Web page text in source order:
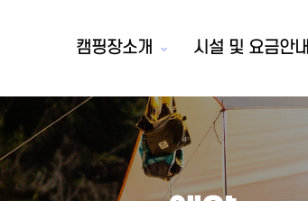
캠핑장소개 시설 및 요금안내